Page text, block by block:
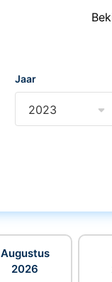
Jaar
2023
Augustus
2026